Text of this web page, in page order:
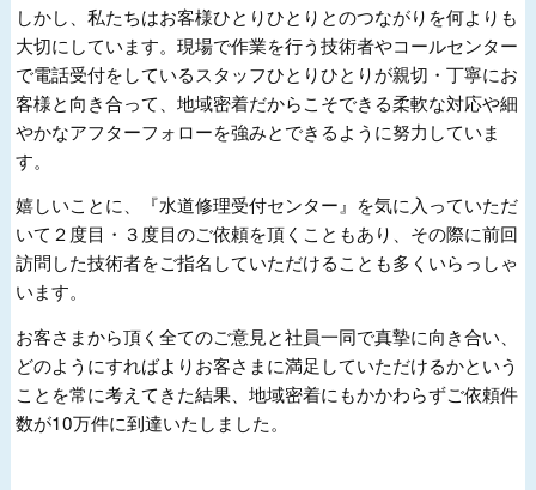
しかし、私たちはお客様ひとりひとりとのつながりを何よりも
大切にしています。現場で作業を行う技術者やコールセンター
で電話受付をしているスタッフひとりひとりが親切・丁寧にお
客様と向き合って、地域密着だからこそできる柔軟な対応や細
やかなアフターフォローを強みとできるように努力していま
す。
嬉しいことに、『水道修理受付センター』を気に入っていただ
いて２度目・３度目のご依頼を頂くこともあり、その際に前回
訪問した技術者をご指名していただけることも多くいらっしゃ
います。
お客さまから頂く全てのご意見と社員一同で真摯に向き合い、
どのようにすればよりお客さまに満足していただけるかという
ことを常に考えてきた結果、地域密着にもかかわらずご依頼件
数が10万件に到達いたしました。